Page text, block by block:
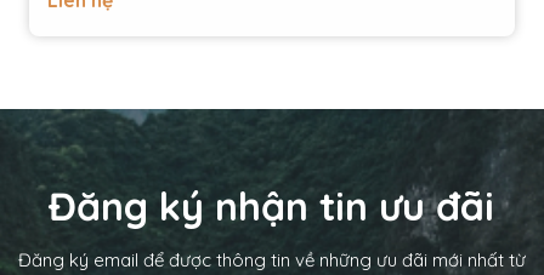
Đăng ký nhận tin ưu đãi
Đăng ký email để được thông tin về những ưu đãi mới nhất từ